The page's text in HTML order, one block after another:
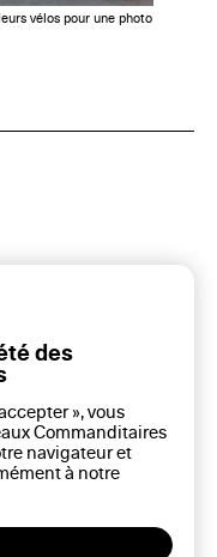
vélos pour une photo
des
», vous
Commanditaires
navigateur et
à notre